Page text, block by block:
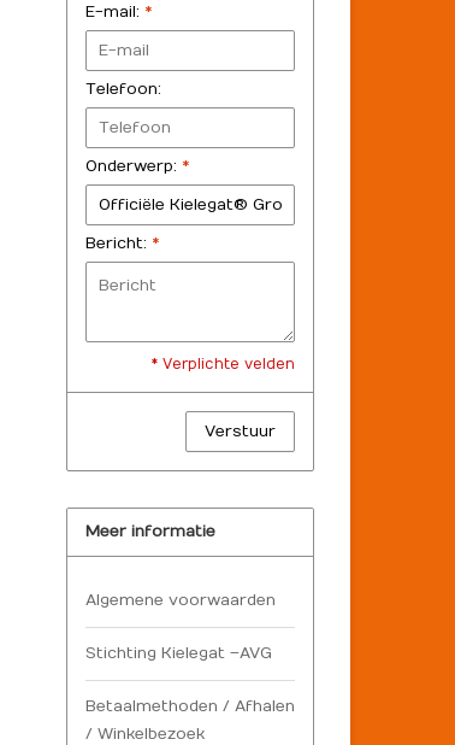
E-mail: *
Telefoon:
Onderwerp: *
Bericht: *
* Verplichte velden
Verstuur
Meer informatie
Algemene voorwaarden
Stichting Kielegat – AVG
Betaalmethoden / Afhalen
/ Winkelbezoek